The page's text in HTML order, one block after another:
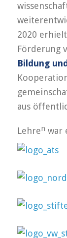
2020
Förderung
Bildung
aus
Lehren war